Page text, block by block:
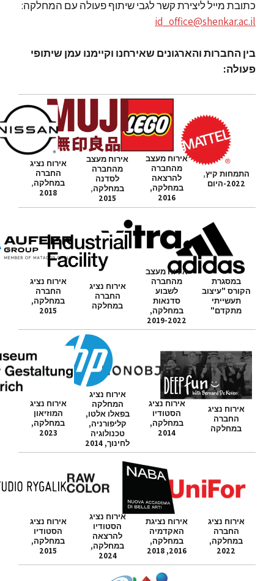
כתובת מייל ליצירת קשר לגבי שיתוף פעולה עם המחלקה:
id_office@shenkar.ac.il
בין החברות והארגונים שאירחנו וקיימנו עמן שיתופי
פעולה:
התמחות קיץ,
2022-היום
אירוח מעצב
מהחברה
להרצאה
במחלקה,
2016
אירוח מעצב
מהחברה
לסדנה
במחלקה,
2015
אירוח נציג
החברה
במחלקה,
2018
במסגרת
הקורס "עיצוב
תעשייתי
מתקדם"
אירוח מעצב
מהחברה
לשבוע
סדנאות
במחלקה,
2019-2022
אירוח נציג
החברה
במחלקה
אירוח נציג
החברה
במחלקה,
2015
אירוח נציג
החברה
במחלקה
אירוח נציג
הסטודיו
במחלקה,
2014
אירוח נציג
המחלקה
בפאלו אלטו,
קליפורניה,
טכנולוגיה
לחינוך, 2014
אירוח נציג
המוזיאון
במחלקה,
2023
אירוח נציג
החברה
במחלקה,
2022
אירוח נציגת
האקדמיה
במחלקה,
2016, 2018
אירוח נציג
הסטודיו
להרצאה
במחלקה,
2024
אירוח נציג
הסטודיו
במחלקה,
2015